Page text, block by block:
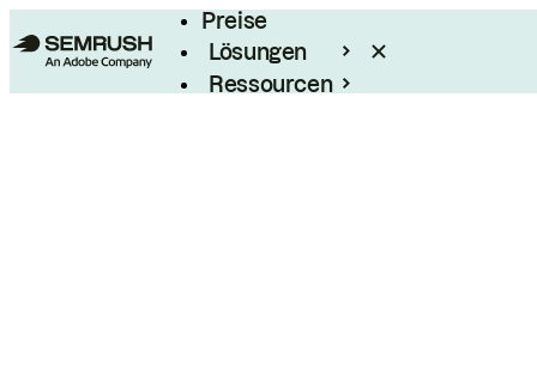
Preise
Lösungen
Ressourcen